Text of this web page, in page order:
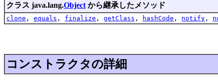
クラス java.lang.Object から継承したメソッド
clone , equals , finalize , getClass , hashCode , notify ,
コンストラクタの詳細